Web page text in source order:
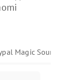
Magic Sound